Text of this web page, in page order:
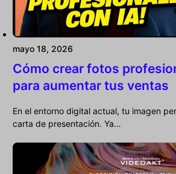
mayo 18, 2026
Cómo crear fotos
para aumentar tus ventas
En el entorno digital actual, tu imagen
carta de presentación. Ya…